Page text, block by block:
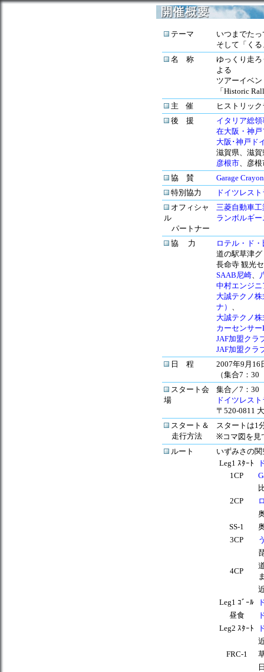
テーマ
いつまでたっ
そして「く
名 称
ゆっくり走
よる
ツアーイベン
「Historic
主 催
ヒストリッ
後 援
イタリア総領
在大阪・神
大阪･神戸ド
滋賀県、滋
彦根市、彦
協 賛
Garage Crayon
特別協力
ドイツレス
オフィシャ
ル
パートナー
三菱自動車
ランボルギ
協 力
ロテル・ド
道の駅草津
長命寺 観光
SAAB尼崎、
中村エンジ
大誠テクノ
ナ） 、
大誠テクノ
カーセンサー
JAF加盟クラ
JAF加盟クラ
日 程
2007年9月
（集合7：
スタート会
場
集合／7：30
ドイツレス
〒520-0811
スタート＆
走行方法
スタートは1
※コマ図を見
ルート
いずみさの
Leg1 ｽﾀｰﾄ
1CP
2CP
SS-1
3CP
4CP
Leg1 ｺﾞｰﾙ
昼食
Leg2 ｽﾀｰﾄ
FRC-1